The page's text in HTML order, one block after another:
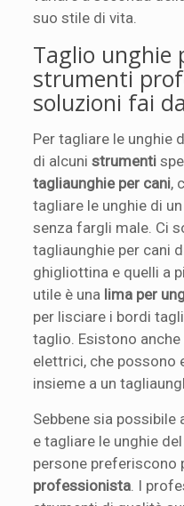
suo stile di vita.
Taglio unghie
strumenti
soluzioni fai
Per tagliare le unghie
di alcunistrumenti
tagliaunghie per cani,
tagliare le unghie di
senza fargli male. Ci
tagliaunghie per cani
ghigliottina e quelli a
utile è una lima per
per lisciare i bordi
taglio. Esistono anche
elettrici, che possono
insieme a un
Sebbene sia
e tagliare le unghie
persone preferiscono
professionista . I